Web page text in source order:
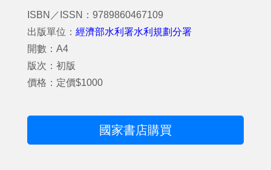
ISBN／ISSN：9789860467109
出版單位： 經濟部水利署水利規劃分署
開數：A4
版次：初版
價格：定價$1000
國家書店購買